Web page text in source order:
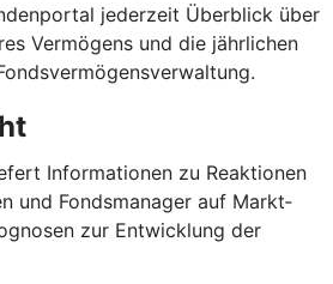
jederzeit Überblick über
Vermögens und die jährlichen
Informationen zu Reaktionen
und Fondsmanager auf Markt­
zur Entwicklung der